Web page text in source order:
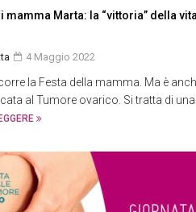
mamma Marta: la “vittoria” della
4 Maggio 2022
la Festa della mamma. Ma è
al Tumore ovarico. Si tratta di una.